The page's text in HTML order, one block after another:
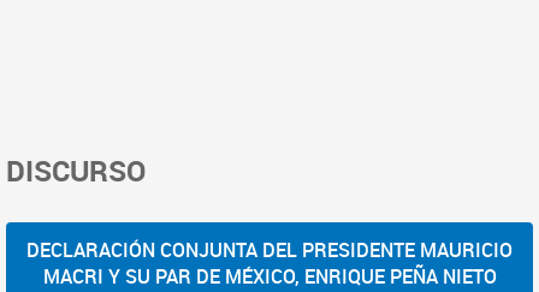
DISCURSO
DECLARACIÓN CONJUNTA DEL PRESIDENTE MAURICIO
MACRI Y SU PAR DE MÉXICO, ENRIQUE PEÑA NIETO